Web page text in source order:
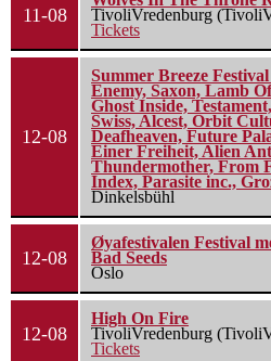
11-08
TivoliVredenburg
Tickets
12-08
Summer Breeze
Enemy, Saxon, Lamb
Ghost Inside,
Swiss, Alcest, Orbit
Deafheaven, Future
Einer Freiheit, Alien
Thundermother, From
Index, Parasite inc.,
Dinkelsbühl
12-08
Øyafestivalen Festival
Bad Seeds
Oslo
12-08
High On Fire
TivoliVredenburg
Tickets